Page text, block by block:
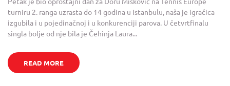
turniru 2. ranga uzrasta do 14 godina u Istanbulu, naša je igračica
izgubila i u pojedinačnoj i u konkurenciji parova. U četvrtfinalu
singla bolje od nje bila je Čehinja Laura...
READ MORE